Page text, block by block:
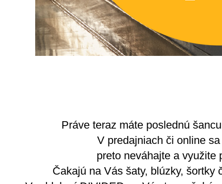
Práve teraz máte poslednú
V predajniach či online
preto neváhajte a využite
Čakajú na Vás šaty, blúzky,